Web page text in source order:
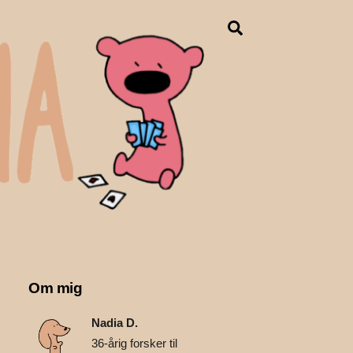
Om mig
Nadia D.
36-årig forsker til